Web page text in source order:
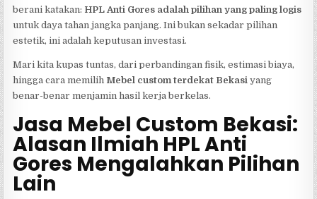
berani katakan: HPL Anti Gores adalah pilihan yang paling logis
untuk daya tahan jangka panjang. Ini bukan sekadar pilihan
estetik, ini adalah keputusan investasi.
Mari kita kupas tuntas, dari perbandingan fisik, estimasi biaya,
hingga cara memilih Mebel custom terdekat Bekasi yang
benar-benar menjamin hasil kerja berkelas.
Jasa Mebel Custom Bekasi:
Alasan Ilmiah HPL Anti
Gores Mengalahkan Pilihan
Lain